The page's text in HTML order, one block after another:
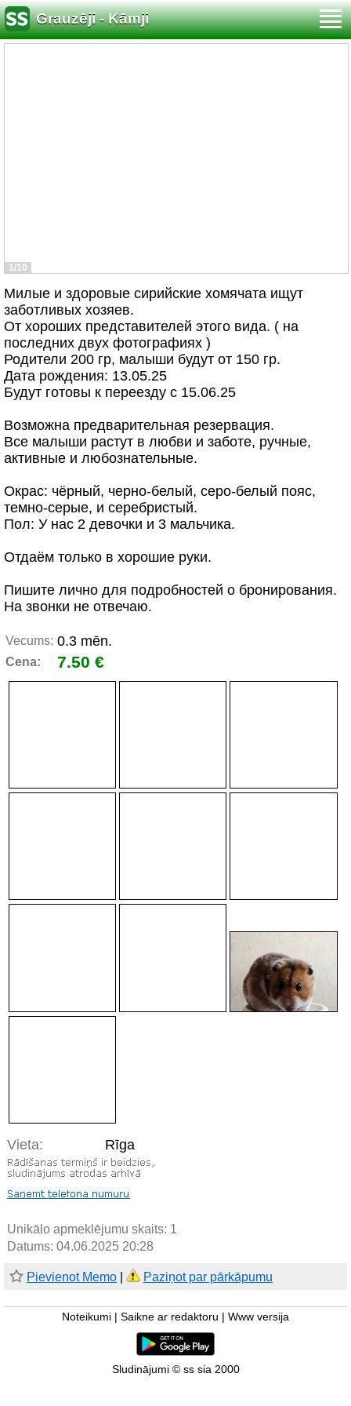
Grauzēji - Kāmji
1/10
Милые и здоровые сирийские хомячата ищут
заботливых хозяев.
От хороших представителей этого вида. ( на
последних двух фотографиях )
Родители 200 гр, малыши будут от 150 гр.
Дата рождения: 13.05.25
Будут готовы к переезду с 15.06.25
Возможна предварительная резервация.
Все малыши растут в любви и заботе, ручные,
активные и любознательные.
Окрас: чёрный, черно-белый, серо-белый пояс,
темно-серые, и серебристый.
Пол: У нас 2 девочки и 3 мальчика.
Отдаём только в хорошие руки.
Пишите лично для подробностей о бронирования.
На звонки не отвечаю.
Vecums: 0.3 mēn.
Cena: 7.50 €
Vieta: Rīga
Unikālo apmeklējumu skaits: 1
Datums: 04.06.2025 20:28
Pievienot Memo Paziņot par pārkāpumu
Noteikumi Saikne ar redaktoru Www versija
Sludinājumi © ss sia 2000